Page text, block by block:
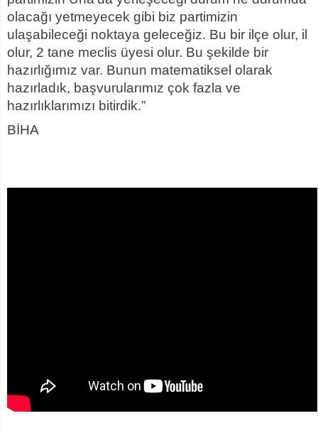
olacağı yetmeyecek gibi biz partimizin
ulaşabileceği noktaya geleceğiz. Bu bir ilçe olur, il
olur, 2 tane meclis üyesi olur. Bu şekilde bir
hazırlığımız var. Bunun matematiksel olarak
hazırladık, başvurularımız çok fazla ve
hazırlıklarımızı bitirdik.”
BİHA